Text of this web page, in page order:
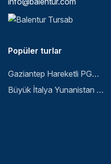
Popüler turlar
Gaziantep Hareketli PGS ile Buyuk Balkan 6 Gece 8 Gun Vizesiz SKP-SKP
Büyük İtalya Yunanistan Balkan Turu - İstanbul